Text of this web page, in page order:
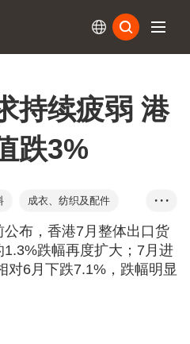
持续疲弱 港
跌3%
成衣、纺织及配件
输服务
• • •
布，香港7月整体出口货
跌幅再度扩大；7月进
对6月下跌7.1%，跌幅明显